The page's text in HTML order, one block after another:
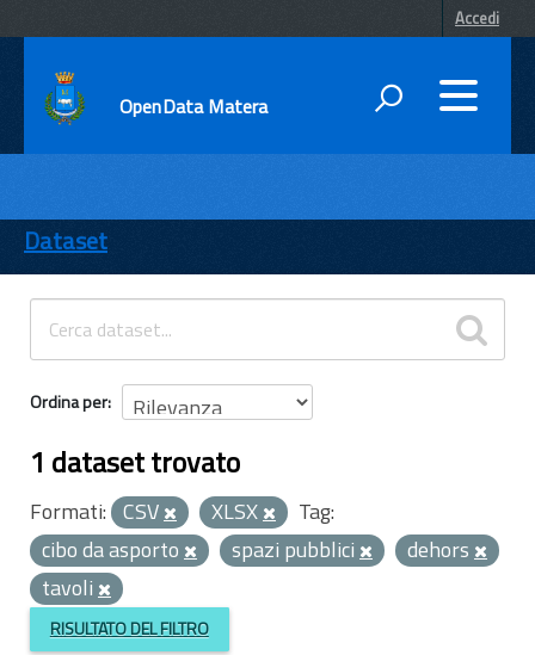
Accedi
OpenData Matera
ENTI
TEMI
INFORMAZIONI
Dataset
Ordina per
1 dataset trovato
Formati: CSV XLSX
Tag:
cibo da asporto
spazi pubblici
dehors
tavoli
RISULTATO DEL FILTRO